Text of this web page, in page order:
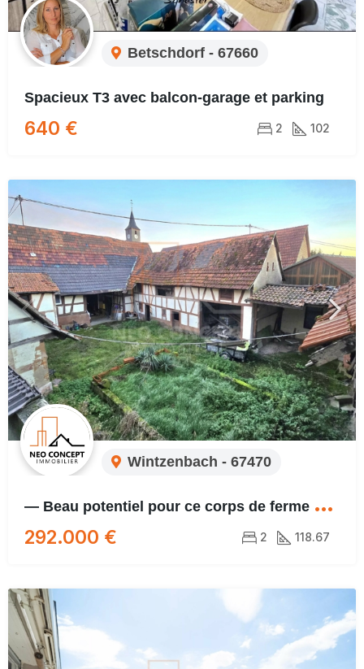
Betschdorf - 67660
Spacieux T3 avec balcon-garage et parking
640 € 2 102
Wintzenbach - 67470
—
Beau potentiel pour ce corps de ferme à rénover avec un terrain de 8,12 ares — —
292.000 € 2 118.67